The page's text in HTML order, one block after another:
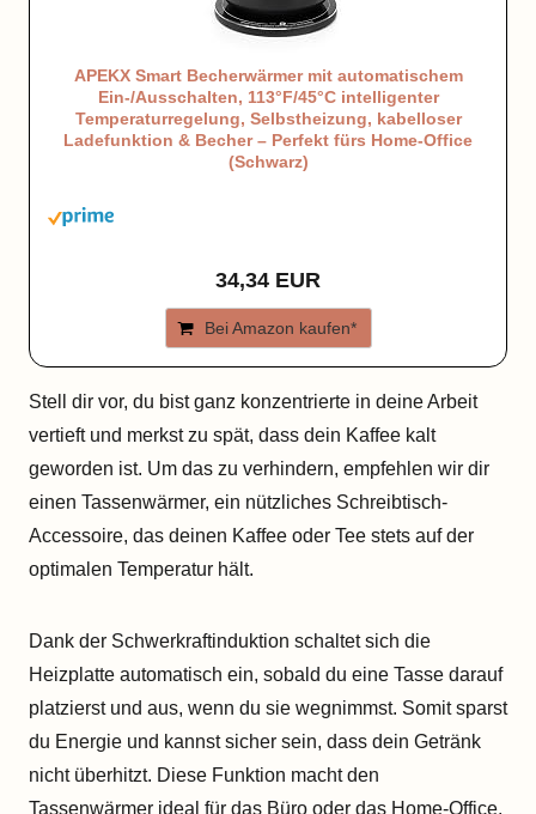
APEKX Smart Becherwärmer mit automatischem
Ein-/Ausschalten, 113°F/45°C intelligenter
Temperaturregelung, Selbstheizung, kabelloser
Ladefunktion & Becher – Perfekt fürs Home-Office
(Schwarz)
34,34 EUR
Bei Amazon kaufen*
Stell dir vor, du bist ganz konzentrierte in deine Arbeit
vertieft und merkst zu spät, dass dein Kaffee kalt
geworden ist. Um das zu verhindern, empfehlen wir dir
einen Tassenwärmer, ein nützliches Schreibtisch-
Accessoire, das deinen Kaffee oder Tee stets auf der
optimalen Temperatur hält.
Dank der Schwerkraftinduktion schaltet sich die
Heizplatte automatisch ein, sobald du eine Tasse darauf
platzierst und aus, wenn du sie wegnimmst. Somit sparst
du Energie und kannst sicher sein, dass dein Getränk
nicht überhitzt. Diese Funktion macht den
Tassenwärmer ideal für das Büro oder das Home-Office,